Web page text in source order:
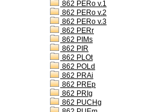
862 PERo v.1
862 PERo v.2
862 PERo v.3
862 PERr
862 PIMs
862 PIR
862 PLOt
862 POLd
862 PRAi
862 PREp
862 PRIg
862 PUCHg